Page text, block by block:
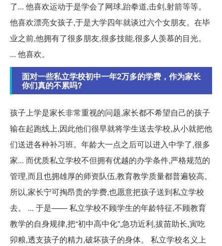
了... 他喜欢运动于是学会了网球,跆拳道,击剑,射箭等等。
他喜欢漂亮女孩子,于是大学四年就谈过六个女朋友。在毕
业之前,他拥有了很多朋友,很多技能,很多人羡慕的目光。
... 他喜欢。
面对一些私立学校初中一年2万多的学费，作为家长
你们真的不累吗?
孩子上学是家长非常重视的问题,家长都不希望自己的孩子
输在起跑线上,因此他们很早就将学生送去学校,从小就把他
们送进各种补习班。年龄大一点之后可以进入中学了,很多
家... 而优质私立学校不但拥有优越的办学条件,严格规范的
管理,而且也拥雄厚的师资队伍,教育教学质量都普遍较高。
所以,家长宁可掏昂贵的学费,也愿意把孩子送到私立学校
去。 ... 于是—— 私立学校不顾学生的年龄特征,不顾教育
教学的自身规律,把“初中高中化”,急功近利,拔苗助长,寅吃
卯粮,透支孩子的精力,破坏孩子的身体。 私立学校名义上